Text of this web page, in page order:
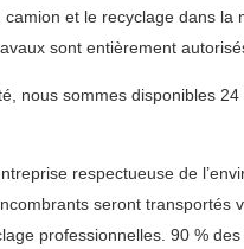
et le recyclage dans la
sont entièrement
nous sommes disponibles 24
respectueuse de
seront transportés
professionnelles. 90 %